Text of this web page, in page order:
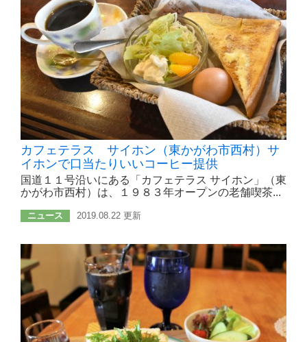
カフェテラス サイホン（東かがわ市西村）サ
イホンで口当たりいいコーヒー提供
国道１１号沿いにある「カフェテラス サイホン」（東
かがわ市西村）は、１９８３年オープンの老舗喫茶...
ニュース 2019.08.22 更新